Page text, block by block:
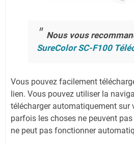
Nous vous
SureColor SC-F100
Vous pouvez facilement
lien. Vous pouvez utiliser la
télécharger automatiquement sur
parfois les choses ne peuvent
ne peut pas fonctionner